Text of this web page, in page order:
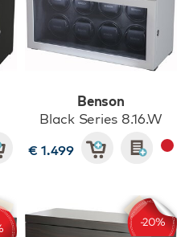
Benson
Black Series 8.16.W
€ 1.499